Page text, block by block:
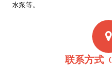
水泵等。
联系方式